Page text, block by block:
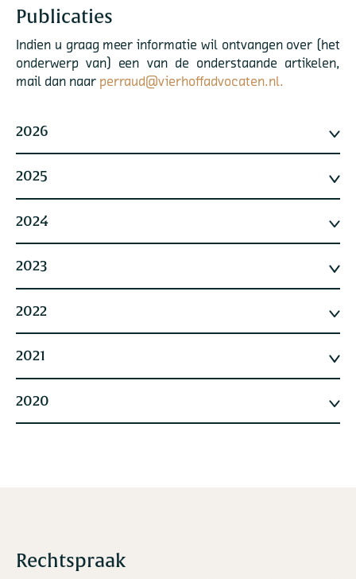
Publicaties
Indien u graag meer informatie wil ontvangen over (het
onderwerp van) een van de onderstaande artikelen,
mail dan naar perraud@vierhoffadvocaten.nl.
2026
2025
2024
2023
2022
2021
2020
Rechtspraak